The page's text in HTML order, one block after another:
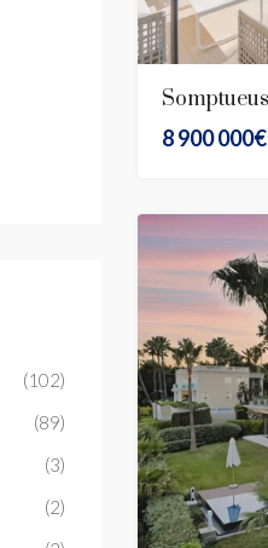
8 900 000€
(102)
(89)
(3)
(2)